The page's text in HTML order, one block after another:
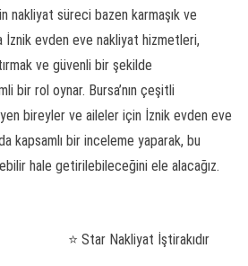
süreci bazen karmaşık ve
evden eve nakliyat hizmetleri,
ve güvenli bir şekilde
bir rol oynar. Bursa’nın çeşitli
bireyler ve aileler için İznik evden eve
kapsamlı bir inceleme yaparak, bu
hale getirilebileceğini ele alacağız.
⭐ Star Nakliyat İştirakıdır